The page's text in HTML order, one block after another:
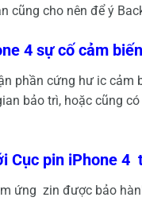
cũng cho nên để ý
4 sự cố cảm
phần cứng hư ic cảm
bảo trì, hoặc cũng
Cục pin iPhone 4
ứng zin được bảo